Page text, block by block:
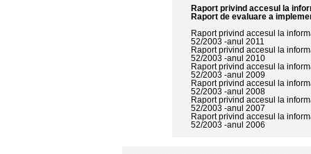
Raport privind accesul la
Raport de evaluare a
Raport privind accesul la
52/2003 -anul 2011
Raport privind accesul la
52/2003 -anul 2010
Raport privind accesul la
52/2003 -anul 2009
Raport privind accesul la
52/2003 -anul 2008
Raport privind accesul la
52/2003 -anul 2007
Raport privind accesul la
52/2003 -anul 2006